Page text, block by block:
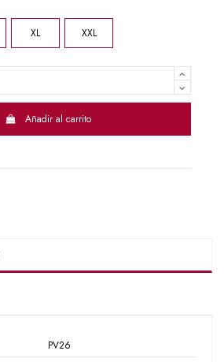
XL XXL
Añadir al carrito
PV26